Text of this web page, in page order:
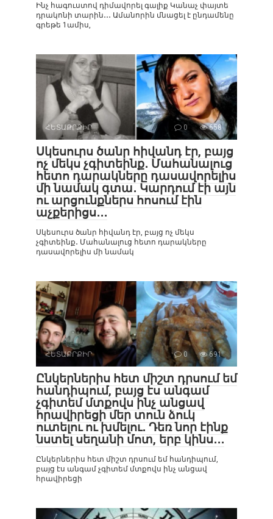
Ինչ հագուստով դիմավորել գալիք Կանաչ փայտե
դրակոնի տարին․․․ Ամանորին մնացել է ընդամենը
գրեթե 1ամիս,
ՀԵՏԱՔՐՔԻՐ 0 658
Սկեսուրս ծանր հիվանդ էր, բայց
ոչ մեկս չգիտեինք․ Մահանալուց
հետո դարակները դասավորելիս
մի նամակ գտա․ Կարդում էի այն
ու արցունքներս հոսում էին
աչքերիցս․․․
Սկեսուրս ծանր հիվանդ էր, բայց ոչ մեկս
չգիտեինք․ Մահանալուց հետո դարակները
դասավորելիս մի նամակ
ՀԵՏԱՔՐՔԻՐ 0 691
Ընկերներիս հետ միշտ դրսում եմ
հանդիպում, բայց էս անգամ
չգիտեմ մտքովս ինչ անցավ
հրավիրեցի մեր տուն ձուկ
ուտելու ու խմելու․ Դեռ նոր էինք
նստել սեղանի մոտ, երբ կինս․․․
Ընկերներիս հետ միշտ դրսում եմ հանդիպում,
բայց էս անգամ չգիտեմ մտքովս ինչ անցավ
հրավիրեցի